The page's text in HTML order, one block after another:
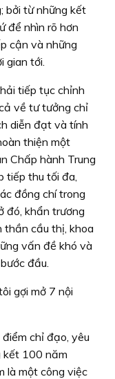
bởi từ những kết
để nhìn rõ hơn
cận và những
gian tới.
tiếp tục chỉnh
về tư tưởng chỉ
diễn đạt và tính
thiện một
Chấp hành Trung
tiếp thu tối đa,
đồng chí trong
đó, khẩn trương
thần cầu thị, khoa
vấn đề khó và
đầu.
gợi mở 7 nội
chỉ đạo, yêu
kết 100 năm
là một công việc